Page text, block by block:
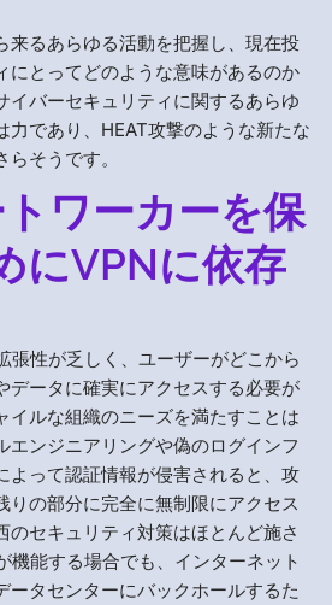
来るあらゆる活動を把握し、現在投
にとってどのような意味があるのか
イバーセキュリティに関するあらゆ
力であり、HEAT攻撃のような新たな
そうです。
ワーカーを保
にVPNに依存
張性が乏しく、ユーザーがどこから
データに確実にアクセスする必要が
イルな組織のニーズを満たすことは
エンジニアリングや偽のログインフ
よって認証情報が侵害されると、攻
りの部分に完全に無制限にアクセス
のセキュリティ対策はほとんど施さ
機能する場合でも、インターネット
ータセンターにバックホールするた